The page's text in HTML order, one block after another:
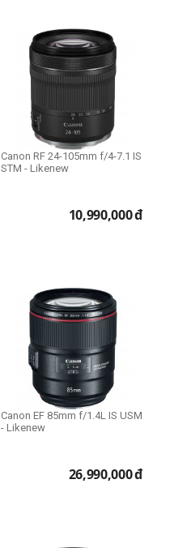
Canon RF 24-105mm f/4-7.1 IS
STM - Likenew
10,990,000đ
Canon EF 85mm f/1.4L IS USM
- Likenew
26,990,000đ